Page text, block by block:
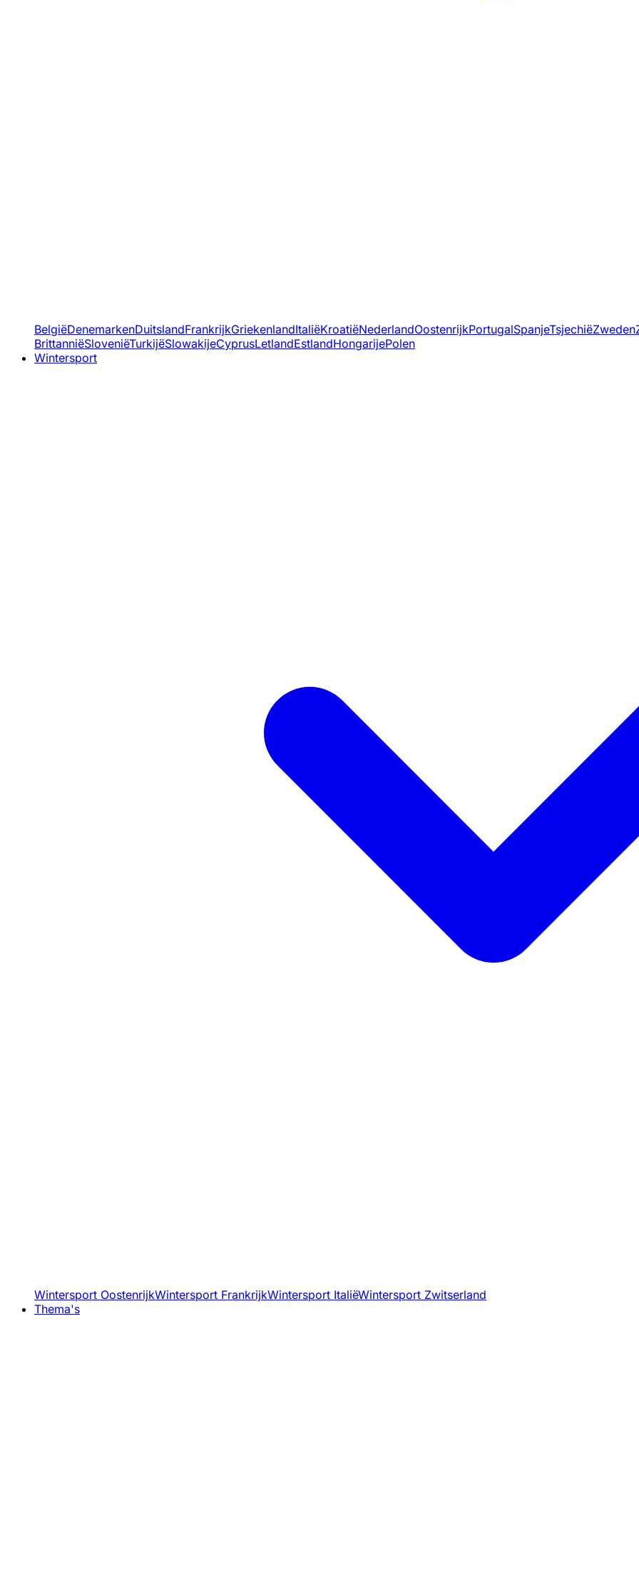
BelgiëDenemarkenDuitslandFrankrijkGriekenlandItaliëKroatiëNederlandOostenrijkPortugalSpanjeTsjechiëZweden
BrittanniëSloveniëTurkijëSlowakijeCyprusLetlandEstlandHongarijePolen
Wintersport
Wintersport OostenrijkWintersport FrankrijkWintersport ItaliëWintersport Zwitserland
Thema's